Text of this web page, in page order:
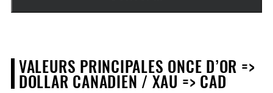
VALEURS PRINCIPALES ONCE D’OR =>
DOLLAR CANADIEN / XAU => CAD